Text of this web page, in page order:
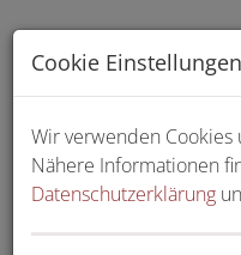
Cookie Einstellungen
Wir verwenden Cookies
Nähere Informationen
Datenschutzerklärung